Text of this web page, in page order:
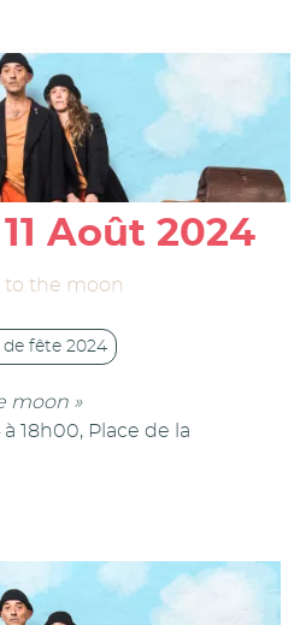
Août 2024
to the moon
de fête 2024
moon »
18h00, Place de la